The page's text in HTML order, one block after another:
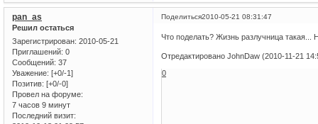
Поделиться2010-05-21 08:31:47
pan_as
Решил остаться
Зарегистрирован: 2010-05-21
Приглашений: 0
Сообщений: 37
Уважение: [+0/-1]
Позитив: [+0/-0]
Провел на форуме:
7 часов 9 минут
Последний визит:
Что поделать? Жизнь разлучница такая...
Отредактировано JohnDaw (2010-11-21
0